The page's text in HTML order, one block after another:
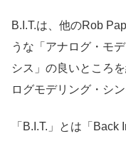
B.I.T.は、他のRob
うな「アナログ・モ
シス」の良いところ
ログモデリング・シ
「B.I.T.」とは「